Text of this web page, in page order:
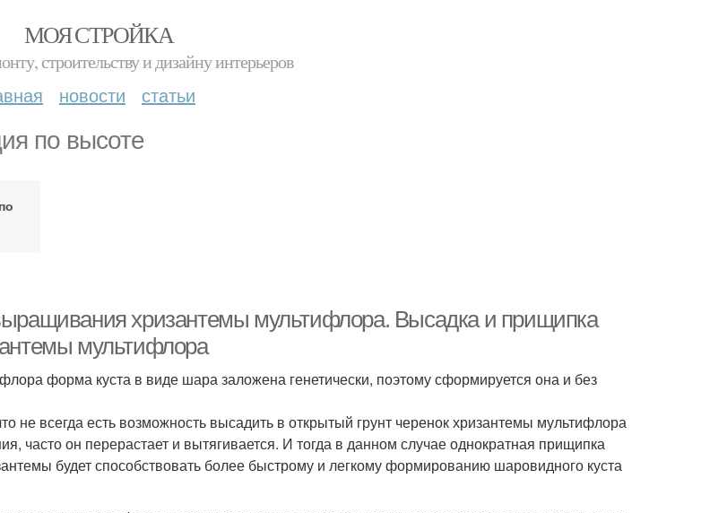
МОЯ СТРОЙКА
строительству и дизайну интерьеров
новости статьи
по высоте
хризантемы мультифлора. Высадка и прищипка
мультифлора
форма куста в виде шара заложена генетически, поэтому сформируется она и без
не всегда есть возможность высадить в открытый грунт черенок хризантемы мультифлора
часто он перерастает и вытягивается. И тогда в данном случае однократная прищипка
будет способствовать более быстрому и легкому формированию шаровидного куста